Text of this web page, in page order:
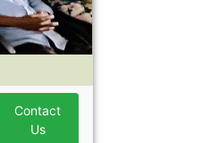
Contact
Us